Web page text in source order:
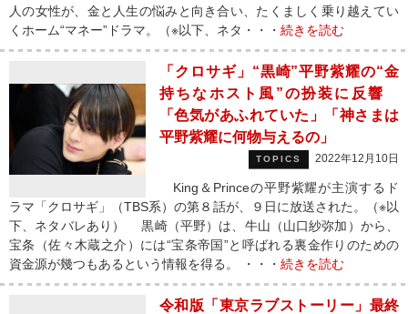
人の女性が、金と人生の悩みと向き合い、たくましく乗り越えてい
くホーム“マネー”ドラマ。（※以下、ネタ・・・ 続きを読む
「クロサギ」“黒崎”平野紫耀の“金
持ちなホスト風”の扮装に反響
「色気があふれていた」「神さまは
平野紫耀に何物与えるの」
TOPICS 2022年12月10日
King＆Princeの平野紫耀が主演するド
ラマ「クロサギ」（TBS系）の第８話が、９日に放送された。（※以
下、ネタバレあり） 黒崎（平野）は、牛山（山口紗弥加）から、
宝条（佐々木蔵之介）には“宝条帝国”と呼ばれる裏金作りのための
資金源が幾つもあるという情報を得る。 ・・・ 続きを読む
令和版「東京ラブストーリー」最終